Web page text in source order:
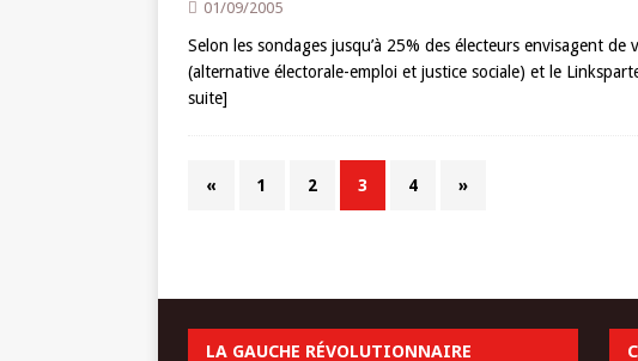
01/09/2005
Selon les sondages jusqu’à 25% des électeurs envisagent de
(alternative électorale-emploi et justice sociale) et le
suite]
« 1 2 3 4 »
LA GAUCHE RÉVOLUTIONNAIRE